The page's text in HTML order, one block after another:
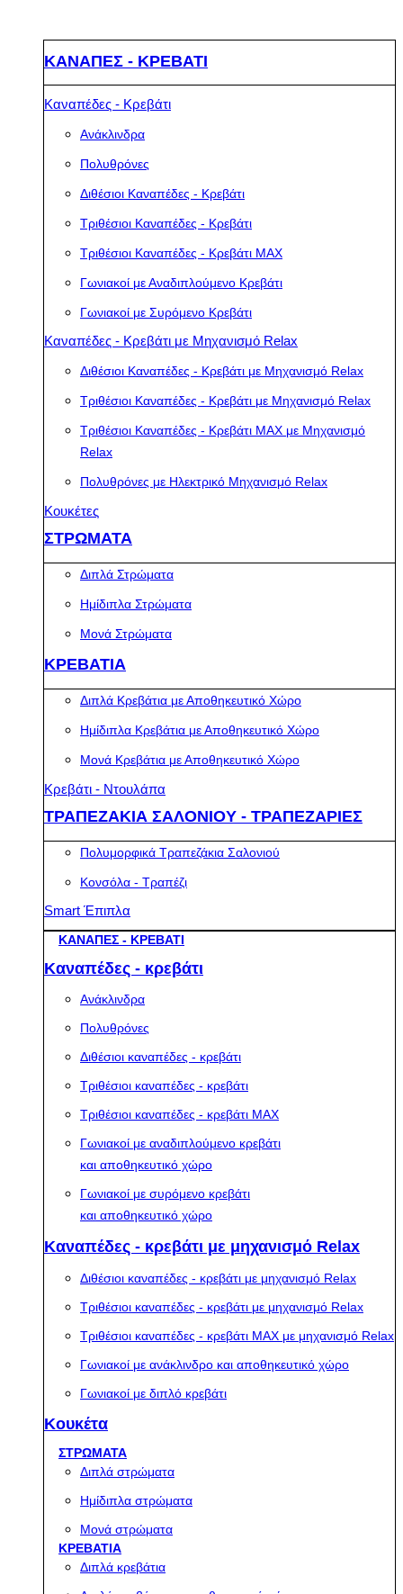
ΚΑΝΑΠΕΣ - ΚΡΕΒΑΤΙ
Καναπέδες - Κρεβάτι
Ανάκλινδρα
Πολυθρόνες
Διθέσιοι Καναπέδες - Κρεβάτι
Τριθέσιοι Καναπέδες - Κρεβάτι
Τριθέσιοι Καναπέδες - Κρεβάτι MAX
Γωνιακοί με Αναδιπλούμενο Κρεβάτι
Γωνιακοί με Συρόμενο Κρεβάτι
Καναπέδες - Κρεβάτι με Μηχανισμό Relax
Διθέσιοι Καναπέδες - Κρεβάτι με Μηχανισμό Relax
Τριθέσιοι Καναπέδες - Κρεβάτι με Μηχανισμό Relax
Τριθέσιοι Καναπέδες - Κρεβάτι MAX με Μηχανισμό
Relax
Πολυθρόνες με Ηλεκτρικό Μηχανισμό Relax
Κουκέτες
ΣΤΡΩΜΑΤΑ
Διπλά Στρώματα
Ημίδιπλα Στρώματα
Μονά Στρώματα
ΚΡΕΒΑΤΙΑ
Διπλά Κρεβάτια με Αποθηκευτικό Χώρο
Ημίδιπλα Κρεβάτια με Αποθηκευτικό Χώρο
Μονά Κρεβάτια με Αποθηκευτικό Χώρο
Κρεβάτι - Ντουλάπα
ΤΡΑΠΕΖΑΚΙΑ ΣΑΛΟΝΙΟΥ - ΤΡΑΠΕΖΑΡΙΕΣ
Πολυμορφικά Τραπεζάκια Σαλονιού
Κονσόλα - Τραπέζι
Smart Έπιπλα
ΚΑΝΑΠΕΣ - ΚΡΕΒΑΤΙ
Καναπέδες - κρεβάτι
Ανάκλινδρα
Πολυθρόνες
Διθέσιοι καναπέδες - κρεβάτι
Τριθέσιοι καναπέδες - κρεβάτι
Τριθέσιοι καναπέδες - κρεβάτι MAX
Γωνιακοί με αναδιπλούμενο κρεβάτι
και αποθηκευτικό χώρο
Γωνιακοί με συρόμενο κρεβάτι
και αποθηκευτικό χώρο
Καναπέδες - κρεβάτι με μηχανισμό Relax
Διθέσιοι καναπέδες - κρεβάτι με μηχανισμό Relax
Τριθέσιοι καναπέδες - κρεβάτι με μηχανισμό Relax
Τριθέσιοι καναπέδες - κρεβάτι MAX με μηχανισμό Relax
Γωνιακοί με ανάκλινδρο και αποθηκευτικό χώρο
Γωνιακοί με διπλό κρεβάτι
Κουκέτα
ΣΤΡΩΜΑΤΑ
Διπλά στρώματα
Ημίδιπλα στρώματα
Μονά στρώματα
ΚΡΕΒΑΤΙΑ
Διπλά κρεβάτια